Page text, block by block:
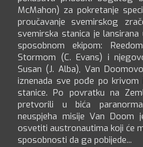
McMahon) za pokretanje
proučavanje svemirskog
svemirska stanica je
sposobnom ekipom:
Stormom (C. Evans) i
Susan (J. Alba), Van
iznenada sve pođe po krivom
stanice. Po povratku na
pretvorili u bića
neuspjeha misije Van Doom
osvetiti austronautima koji će
sposobnosti da ga pobijede...